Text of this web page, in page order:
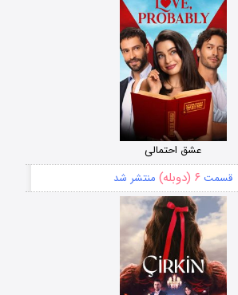
عشق احتمالی
قسمت ۶ (دوبله) منتشر شد